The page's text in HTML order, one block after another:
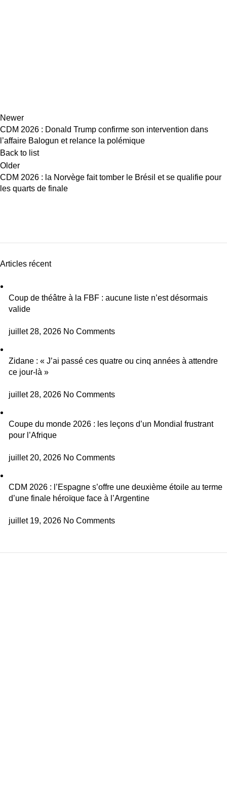
Newer
CDM 2026 : Donald Trump confirme son intervention dans
l’affaire Balogun et relance la polémique
Back to list
Older
CDM 2026 : la Norvège fait tomber le Brésil et se qualifie pour
les quarts de finale
Articles récent
Coup de théâtre à la FBF : aucune liste n’est désormais
valide
juillet 28, 2026 No Comments
Zidane : « J’ai passé ces quatre ou cinq années à attendre
ce jour-là »
juillet 28, 2026 No Comments
Coupe du monde 2026 : les leçons d’un Mondial frustrant
pour l’Afrique
juillet 20, 2026 No Comments
CDM 2026 : l’Espagne s’offre une deuxième étoile au terme
d’une finale héroïque face à l’Argentine
juillet 19, 2026 No Comments